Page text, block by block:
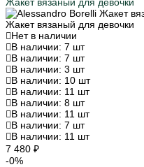
Жакет вязаный для девочки
Нет в наличии
В наличии: 7 шт
В наличии: 7 шт
В наличии: 3 шт
В наличии: 10 шт
В наличии: 11 шт
В наличии: 8 шт
В наличии: 11 шт
В наличии: 7 шт
В наличии: 11 шт
7 480 ₽
-0%